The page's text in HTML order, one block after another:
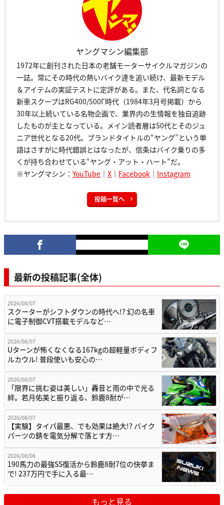
ヤングマシン編集部
1972年に創刊された日本の老舗モーターサイクルマガジンの
一誌。常にその時代の熱いバイク達を追い続け、最新モデル
＆アイテムの実証テストに定評がある。また、代名詞となる
新車スクープはRG400/500Γ時代（1984年3月号掲載）から
30年以上続いている名物企画で、業界内の生情報を独自追跡
したものが主となっている。メイン読者層は50代とそのジュ
ニア世代となる20代。ブランドタイトルの“ヤング”という単
語はさすがに時代錯誤とはなったが、信条はバイク乗りの多
くが持ち合わせている“ヤング・アット・ハート”だ。
※ヤングマシン： YouTube ｜ X ｜ Facebook ｜ Instagram
投稿一覧へ
最新の投稿記事(全体)
2026/08/07
スクーターがシフトダウンの時代へ!? 幻の名車
に電子制御CVT搭載モデルなど…
2026/08/07
Uターンが怖くなくなる167kgの超軽量ボディフ
ルカウル! 普段使いも安心の…
2026/08/07
「限界に挑む姿は美しい」轟音と雨の中で光る
絆。若月佑美と振り返る、鈴鹿8耐が…
2026/08/07
【実験】タイパ最悪、でも効果は絶大!? バイク
パーツの錆を電気分解で落とす方…
2026/08/06
190馬力の最強SS復活から鈴鹿8耐7位の快挙ま
で! 237万円で手に入る最…
もっと見る